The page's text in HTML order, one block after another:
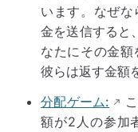
います。なぜ
金を送信すると
なたにその金額
彼らは返す金額
分配ゲーム:
額が2人の参加